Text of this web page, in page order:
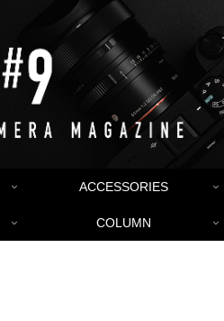
ACCESSORIES
COLUMN